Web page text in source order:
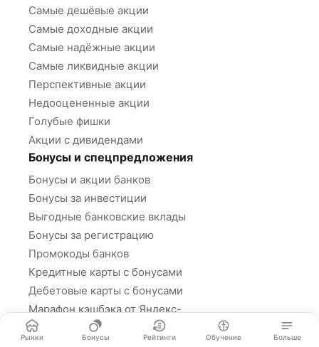
Самые дешёвые акции
Самые доходные акции
Самые надёжные акции
Самые ликвидные акции
Перспективные акции
Недооцененные акции
Голубые фишки
Акции с дивидендами
Бонусы и спецпредложения
Бонусы и акции банков
Бонусы за инвестиции
Выгодные банковские вклады
Бонусы за регистрацию
Промокоды банков
Кредитные карты с бонусами
Дебетовые карты с бонусами
Марафон кэшбэка от Яндекс-
Банка
Рынки Бонусы Рейтинги Обучение Больше